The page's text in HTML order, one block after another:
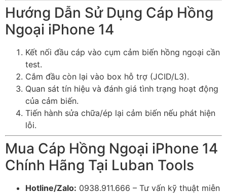
Hướng Dẫn Sử Dụng Cáp Hồng
Ngoại iPhone 14
Kết nối đầu cáp vào cụm cảm biến hồng ngoại cần
test.
Cắm đầu còn lại vào box hỗ trợ (JCID/L3).
Quan sát tín hiệu và đánh giá tình trạng hoạt động
của cảm biến.
Tiến hành sửa chữa/ép lại cảm biến nếu phát hiện
lỗi.
Mua Cáp Hồng Ngoại iPhone 14
Chính Hãng Tại Luban Tools
Hotline/Zalo: 0938.911.666 – Tư vấn kỹ thuật miễn